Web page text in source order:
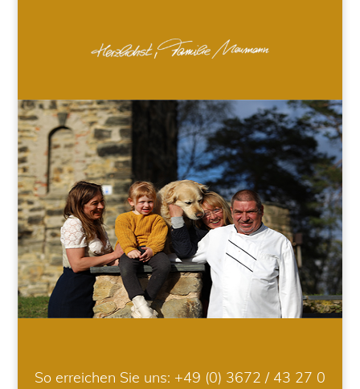
So erreichen Sie uns: +49 (0) 3672 / 43 27 0